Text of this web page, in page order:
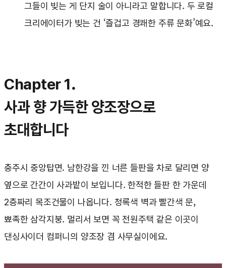
그들이 빚는 게 단지 술이 아니라고 말합니다. 두 로컬
크리에이터가 빚는 건 ‘즐겁고 경쾌한 주류 문화’예요.
Chapter 1.
사과 향 가득한 양조장으로
초대합니다
충주시 중앙탑면. 남한강을 낀 너른 들판을 차로 달리면 양
옆으로 간간이 사과밭이 보입니다. 한적한 들판 한 가운데
2층짜리 목조건물이 나옵니다. 청록색 벽과 빨간색 문,
뾰족한 삼각지붕. 멀리서 보면 꼭 전원주택 같은 이곳이
댄싱사이더 컴퍼니의 양조장 겸 사무실이에요.